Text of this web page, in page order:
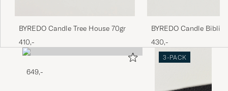
BYREDO Candle Tree House 70gr
410,-
BYREDO Candle
430,-
649,-
3-PACK